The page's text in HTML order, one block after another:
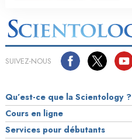
SUIVEZ-NOUS
Qu’est-ce que la Scientology ?
Cours en ligne
Services pour débutants